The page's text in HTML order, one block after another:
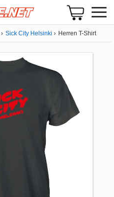
Sick City Helsinki Herren T-Shirt